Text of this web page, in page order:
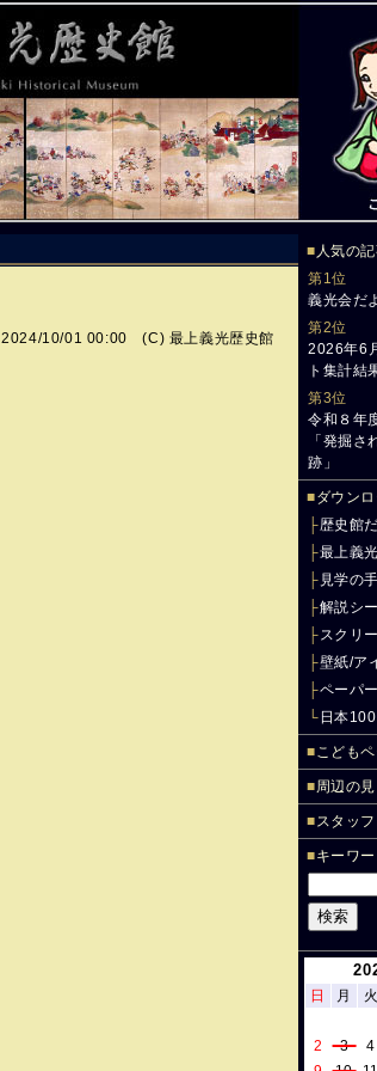
2024/10/01 00:00 (C) 最上義光歴史館
■ 人気の
第1位
義光会だ
第2位
2026年6
ト集計結
第3位
令和８年
「発掘さ
跡」
■ダウン
├歴史館
├最上義
├ 見学の
├解説シ
├スクリ
├壁紙/ア
├ペーパ
└ 日本
■こども
■周辺の
■スタッ
■キーワ
日 月 火
2
3 4